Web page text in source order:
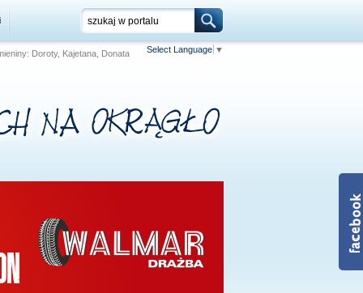
Doroty, Kajetana, Donata Select Language ▼